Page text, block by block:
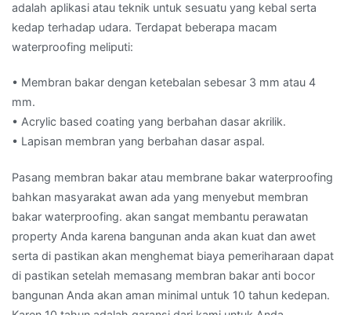
adalah aplikasi atau teknik untuk sesuatu yang kebal serta
kedap terhadap udara. Terdapat beberapa macam
waterproofing meliputi:
• Membran bakar dengan ketebalan sebesar 3 mm atau 4
mm.
• Acrylic based coating yang berbahan dasar akrilik.
• Lapisan membran yang berbahan dasar aspal.
Pasang membran bakar atau membrane bakar waterproofing
bahkan masyarakat awan ada yang menyebut membran
bakar waterproofing. akan sangat membantu perawatan
property Anda karena bangunan anda akan kuat dan awet
serta di pastikan akan menghemat biaya pemeriharaan dapat
di pastikan setelah memasang membran bakar anti bocor
bangunan Anda akan aman minimal untuk 10 tahun kedepan.